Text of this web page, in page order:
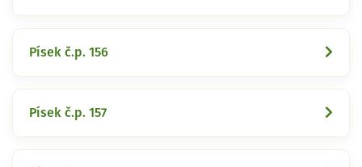
Písek č.p. 156
Písek č.p. 157